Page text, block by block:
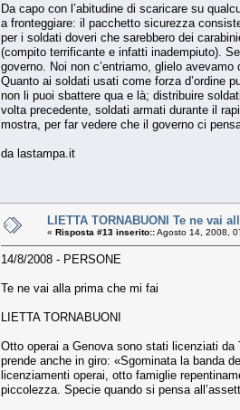
Da capo con l’abitudine di scaricare su
a fronteggiare: il pacchetto sicurezza
per i soldati doveri che sarebbero dei
(compito terrificante e infatti inadempiuto).
governo. Noi non c’entriamo, glielo
Quanto ai soldati usati come forza d’ordine
non li puoi sbattere qua e là; distribuire
volta precedente, soldati armati durante il
mostra, per far vedere che il governo ci
da lastampa.it
LIETTA TORNABUONI Te ne vai
« Risposta #13 inserito::Agosto 14, 2008,
14/8/2008 - PERSONE
Te ne vai alla prima che mi fai
LIETTA TORNABUONI
Otto operai a Genova sono stati licenziati
prende anche in giro: «Sgominata la banda
licenziamenti operai, otto famiglie
piccolezza. Specie quando si pensa